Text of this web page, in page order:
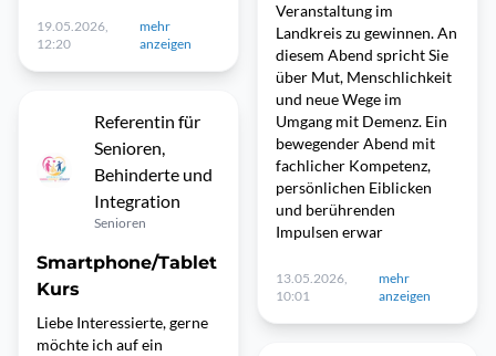
19.05.2026,
12:20
mehr
anzeigen
Referentin für
Senioren,
Behinderte und
Integration
Senioren
Smartphone/Tablet
Kurs
Liebe Interessierte, gerne
möchte ich auf ein
Veranstaltung im
Landkreis zu gewinnen. An
diesem Abend spricht Sie
über Mut, Menschlichkeit
und neue Wege im
Umgang mit Demenz. Ein
bewegender Abend mit
fachlicher Kompetenz,
persönlichen Eiblicken
und berührenden
Impulsen erwar
13.05.2026,
10:01
mehr
anzeigen